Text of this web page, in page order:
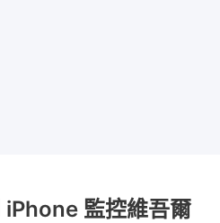
iPhone 監控維吾爾